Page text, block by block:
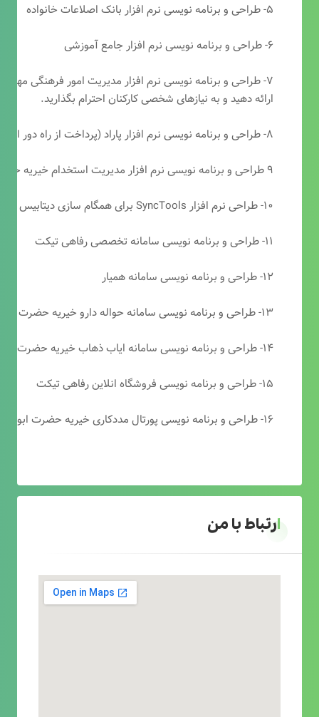
۵- طراحی و برنامه نویسی نرم افزار بانک اصلاعات خانواده
۶- طراحی و برنامه نویسی نرم افزار جامع آموزشی
۷- طراحی و برنامه نویسی نرم افزار مدیریت امور فرهنگی
ارائه دهید و به نیازهای شخصی کارکنان احترام بگذارید.
۸- طراحی و برنامه نویسی نرم افزار پاراد (پرداخت از راه دور انجمن مددکاری امام زمان(عج))
۹ طراحی و برنامه نویسی نرم افزار مدیریت استخدام خیریه حضرت ابوالفضل (ع)
۱۰- طراحی نرم افزار SyncTools برای همگام سازی دیتابیس های SQL Server
۱۱- طراحی و برنامه نویسی سامانه تخصصی رفاهی تیکت
۱۲- طراحی و برنامه نویسی سامانه همیار
۱۳- طراحی و برنامه نویسی سامانه حواله دارو خیریه حضرت ابوالفضل (ع)
۱۴- طراحی و برنامه نویسی سامانه ایاب ذهاب خیریه حضرت ابوالفضل (ع)
۱۵- طراحی و برنامه نویسی فروشگاه انلاین رفاهی تیکت
۱۶- طراحی و برنامه نویسی پورتال مددکاری خیریه حضرت ابوالفضل (ع)
ارتباط با من